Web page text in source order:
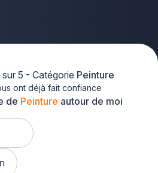
de Peinture autour de moi
5 - Catégorie Peinture
ont déjà fait confiance